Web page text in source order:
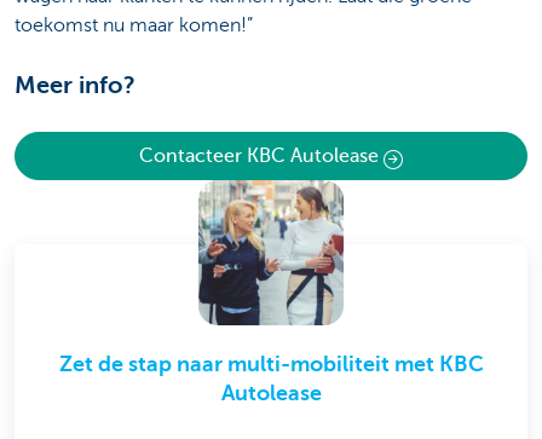
toekomst nu maar komen!”
Meer info?
Contacteer KBC Autolease
Zet de stap naar multi-mobiliteit met KBC
Autolease